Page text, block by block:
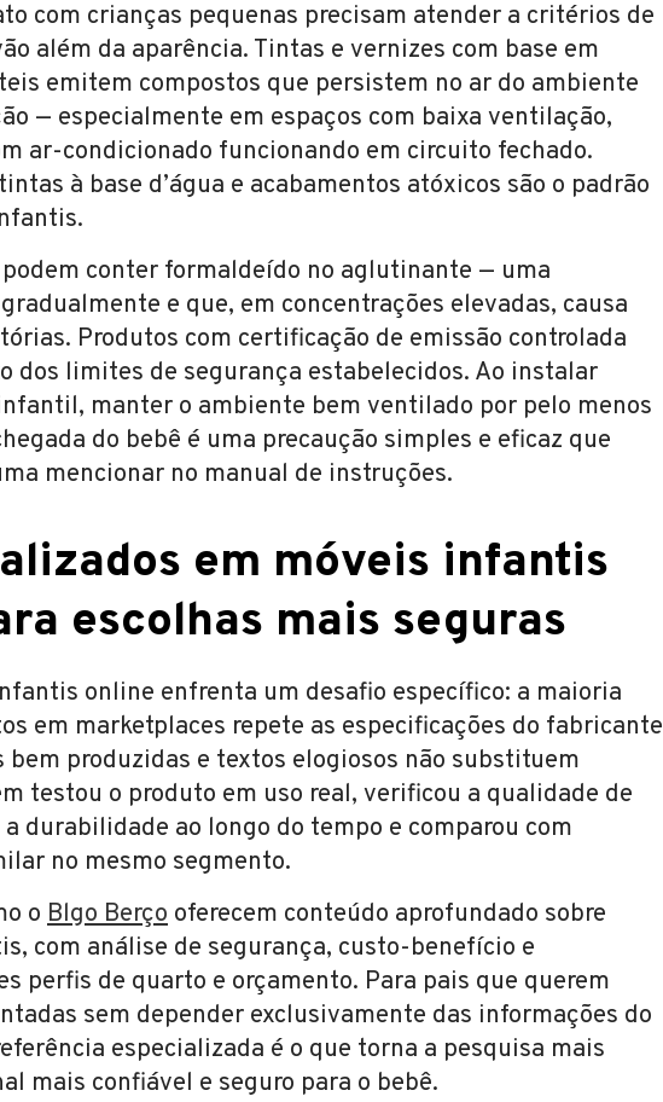
com crianças pequenas precisam atender a critérios de
além da aparência. Tintas e vernizes com base em
emitem compostos que persistem no ar do ambiente
— especialmente em espaços com baixa ventilação,
ar-condicionado funcionando em circuito fechado.
à base d’água e acabamentos atóxicos são o padrão
podem conter formaldeído no aglutinante — uma
e que, em concentrações elevadas, causa
Produtos com certificação de emissão controlada
dos limites de segurança estabelecidos. Ao instalar
manter o ambiente bem ventilado por pelo menos
do bebê é uma precaução simples e eficaz que
mencionar no manual de instruções.
em móveis infantis
escolhas mais seguras
online enfrenta um desafio específico: a maioria
em marketplaces repete as especificações do fabricante
bem produzidas e textos elogiosos não substituem
testou o produto em uso real, verificou a qualidade de
durabilidade ao longo do tempo e comparou com
no mesmo segmento.
o Blgo Berço oferecem conteúdo aprofundado sobre
com análise de segurança, custo-benefício e
perfis de quarto e orçamento. Para pais que querem
sem depender exclusivamente das informações do
especializada é o que torna a pesquisa mais
mais confiável e seguro para o bebê.